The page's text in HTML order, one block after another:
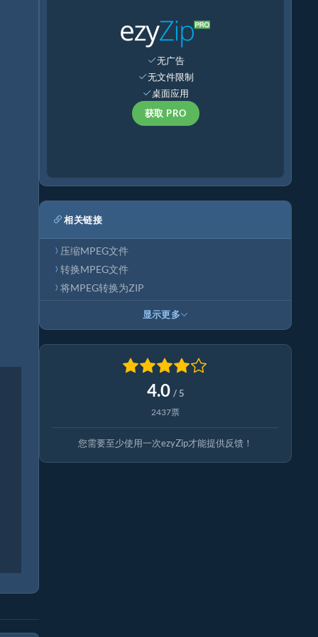
无广告
无文件限制
桌面应用
获取 PRO
相关链接
压缩MPEG文件
转换MPEG文件
将MPEG转换为ZIP
显示更多
4.0 / 5
2437票
您需要至少使用一次ezyZip才能提供反馈！